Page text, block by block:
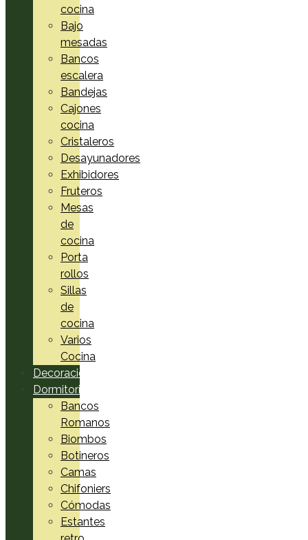
cocina
Bajo
mesadas
Bancos
escalera
Bandejas
Cajones
cocina
Cristaleros
Desayunadores
Exhibidores
Fruteros
Mesas
de
cocina
Porta
rollos
Sillas
de
cocina
Varios
Cocina
Decoración
Dormitorio
Bancos
Romanos
Biombos
Botineros
Camas
Chifoniers
Cómodas
Estantes